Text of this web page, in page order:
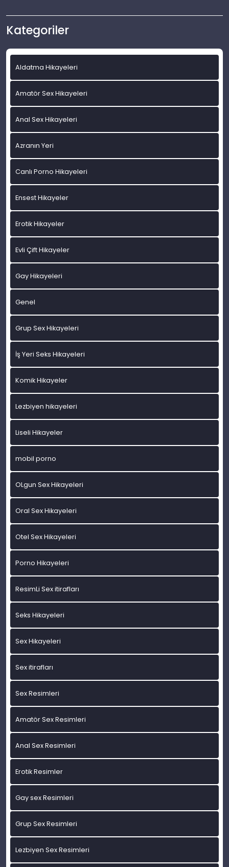
Kategoriler
Aldatma Hikayeleri
Amatör Sex Hikayeleri
Anal Sex Hikayeleri
Azranın Yeri
Canlı Porno Hikayeleri
Ensest Hikayeler
Erotik Hikayeler
Evli Çift Hikayeler
Gay Hikayeleri
Genel
Grup Sex Hikayeleri
İş Yeri Seks Hikayeleri
Komik Hikayeler
Lezbiyen hikayeleri
Liseli Hikayeler
mobil porno
OLgun Sex Hikayeleri
Oral Sex Hikayeleri
Otel Sex Hikayeleri
Porno Hikayeleri
ResimLi Sex itirafları
Seks Hikayeleri
Sex Hikayeleri
Sex itirafları
Sex Resimleri
Amatör Sex Resimleri
Anal Sex Resimleri
Erotik Resimler
Gay sex Resimleri
Grup Sex Resimleri
Lezbiyen Sex Resimleri